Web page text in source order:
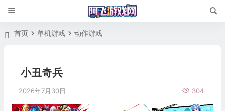
首页 单机游戏 动作游戏
小丑奇兵
2026年7月30日 304